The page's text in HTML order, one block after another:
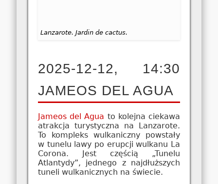
Lanzarote. Jardin de cactus.
2025-12-12, 14:30
JAMEOS DEL AGUA
Jameos del Agua to kolejna ciekawa
atrakcja turystyczna na Lanzarote.
To kompleks wulkaniczny powstały
w tunelu lawy po erupcji wulkanu La
Corona. Jest częścią „Tunelu
Atlantydy”, jednego z najdłuższych
tuneli wulkanicznych na świecie.